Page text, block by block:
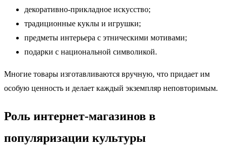
декоративно-прикладное искусство;
традиционные куклы и игрушки;
предметы интерьера с этническими мотивами;
подарки с национальной символикой.
Многие товары изготавливаются вручную, что придает им
особую ценность и делает каждый экземпляр неповторимым.
Роль интернет-магазинов в
популяризации культуры